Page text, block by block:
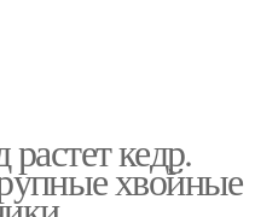
кедр.
хвойные